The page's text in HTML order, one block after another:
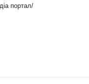
портал/